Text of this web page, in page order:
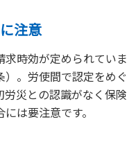
注意
時効が定められていま
。労使間で認定をめぐ
災との認識がなく保険
は要注意です。